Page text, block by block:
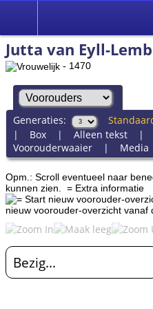
Jutta van Eyll-
- 1470
Generaties:
| Box| Alleen tekst|
Voorouderwaaier| Media
Opm.: Scroll eventueel naar
kunnen zien.
= Extra informatie
nieuw voorouder-overzicht vanaf
Bezig...